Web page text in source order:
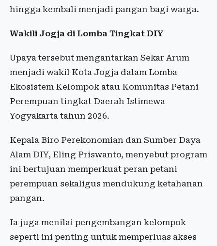
hingga kembali menjadi pangan bagi warga.
Wakili Jogja di Lomba Tingkat DIY
Upaya tersebut mengantarkan Sekar Arum
menjadi wakil Kota Jogja dalam Lomba
Ekosistem Kelompok atau Komunitas Petani
Perempuan tingkat Daerah Istimewa
Yogyakarta tahun 2026.
Kepala Biro Perekonomian dan Sumber Daya
Alam DIY, Eling Priswanto, menyebut program
ini bertujuan memperkuat peran petani
perempuan sekaligus mendukung ketahanan
pangan.
Ia juga menilai pengembangan kelompok
seperti ini penting untuk memperluas akses